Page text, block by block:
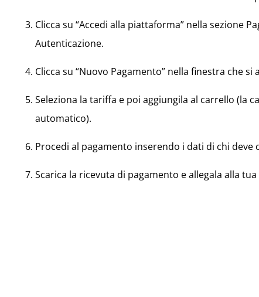
Clicca su “Accedi alla piattaforma” nella sezione
Autenticazione.
Clicca su “Nuovo Pagamento” nella finestra che si
Seleziona la tariffa e poi aggiungila al carrello (la
automatico).
Procedi al pagamento inserendo i dati di chi deve
Scarica la ricevuta di pagamento e allegala alla